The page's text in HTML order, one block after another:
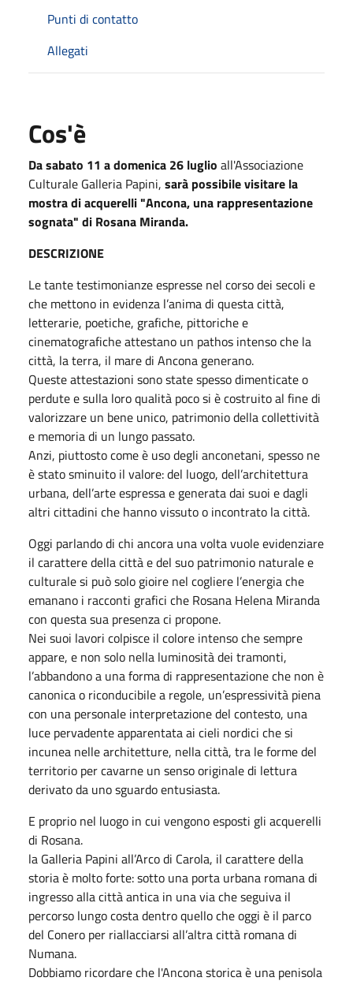
Punti di contatto
Allegati
Cos'è
Da sabato 11 a domenica 26 luglio all'Associazione
Culturale Galleria Papini, sarà possibile visitare la
mostra di acquerelli "Ancona, una rappresentazione
sognata" di Rosana Miranda.
DESCRIZIONE
Le tante testimonianze espresse nel corso dei secoli e
che mettono in evidenza l’anima di questa città,
letterarie, poetiche, grafiche, pittoriche e
cinematografiche attestano un pathos intenso che la
città, la terra, il mare di Ancona generano.
Queste attestazioni sono state spesso dimenticate o
perdute e sulla loro qualità poco si è costruito al fine di
valorizzare un bene unico, patrimonio della collettività
e memoria di un lungo passato.
Anzi, piuttosto come è uso degli anconetani, spesso ne
è stato sminuito il valore: del luogo, dell’architettura
urbana, dell’arte espressa e generata dai suoi e dagli
altri cittadini che hanno vissuto o incontrato la città.
Oggi parlando di chi ancora una volta vuole evidenziare
il carattere della città e del suo patrimonio naturale e
culturale si può solo gioire nel cogliere l’energia che
emanano i racconti grafici che Rosana Helena Miranda
con questa sua presenza ci propone.
Nei suoi lavori colpisce il colore intenso che sempre
appare, e non solo nella luminosità dei tramonti,
l’abbandono a una forma di rappresentazione che non è
canonica o riconducibile a regole, un’espressività piena
con una personale interpretazione del contesto, una
luce pervadente apparentata ai cieli nordici che si
incunea nelle architetture, nella città, tra le forme del
territorio per cavarne un senso originale di lettura
derivato da uno sguardo entusiasta.
E proprio nel luogo in cui vengono esposti gli acquerelli
di Rosana.
la Galleria Papini all’Arco di Carola, il carattere della
storia è molto forte: sotto una porta urbana romana di
ingresso alla città antica in una via che seguiva il
percorso lungo costa dentro quello che oggi è il parco
del Conero per riallacciarsi all’altra città romana di
Numana.
Dobbiamo ricordare che l'Ancona storica è una penisola